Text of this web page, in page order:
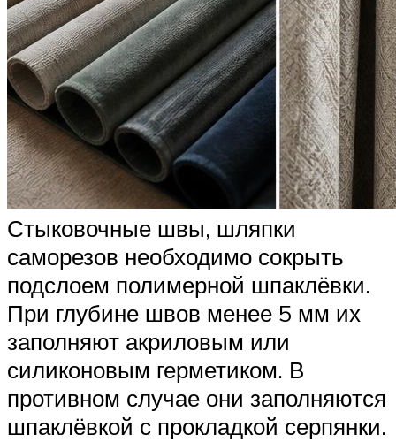
Стыковочные швы, шляпки
саморезов необходимо сокрыть
подслоем полимерной шпаклёвки.
При глубине швов менее 5 мм их
заполняют акриловым или
силиконовым герметиком. В
противном случае они заполняются
шпаклёвкой с прокладкой серпянки.